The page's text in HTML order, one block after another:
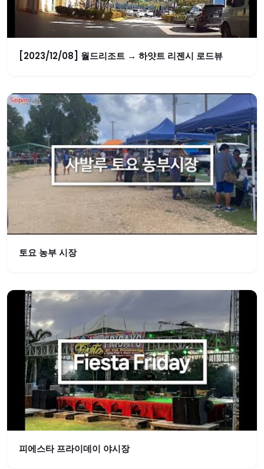
[2023/12/08] 월드리조트 → 하얏트 리젠시 로드뷰
토요 농부 시장
피에스타 프라이데이 야시장